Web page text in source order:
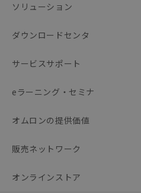
ソリューション
ダウンロードセンタ
サービスサポート
eラーニング・セミナ
オムロンの提供価値
販売ネットワーク
オンラインストア